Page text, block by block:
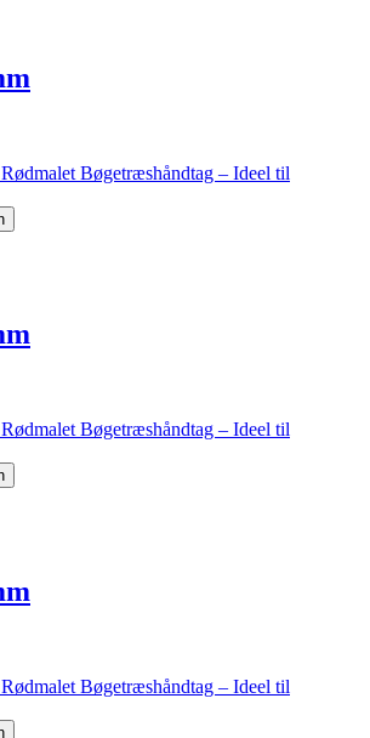
Bøgetræshåndtag – Ideel til
Bøgetræshåndtag – Ideel til
Bøgetræshåndtag – Ideel til